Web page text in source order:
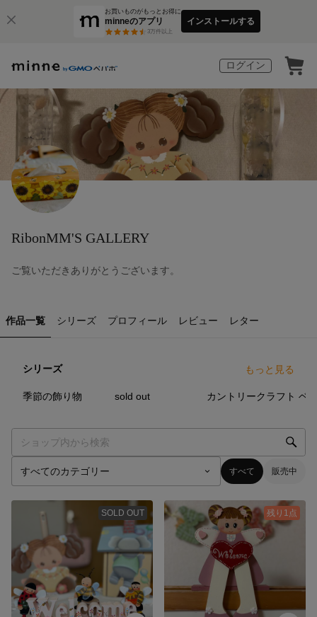
お買いものがもっとお得に
minneのアプリ
3万件以上
インストールする
ログイン
RibonMM'S GALLERY
ご覧いただきありがとうございます。
作品一覧 シリーズ プロフィール レビュー レター
シリーズ もっと見る
季節の飾り物 sold out カントリークラフト ベ
すべて 販売中
SOLD OUT 残り1点